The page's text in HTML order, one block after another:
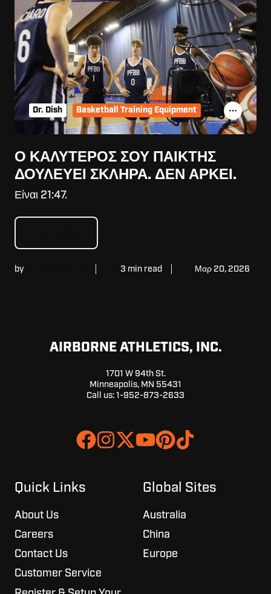
Ο ΚΑΛΎΤΕΡΌΣ ΣΟΥ ΠΑΊΚΤΗΣ
ΔΟΥΛΕΎΕΙ ΣΚΛΗΡΆ. ΔΕΝ ΑΡΚΕΊ.
Είναι 21:47.
by 3 min read Μαρ 20, 2026
Dr. Dish Basketball Training Equipment
AIRBORNE ATHLETICS, INC.
1701 W 94th St.
Minneapolis, MN 55431
Call us: 1-952-873-2633
Join
Browse
projects
Quick Links
About Us
Careers
Contact Us
Customer Service
Global Sites
Australia
China
Europe